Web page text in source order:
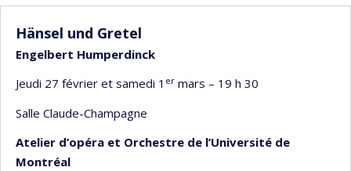
Hänsel und Gretel
Engelbert Humperdinck
Jeudi 27 février et samedi 1 er mars – 19 h 30
Salle Claude-Champagne
Atelier d’opéra et Orchestre de l’Université de
Montréal